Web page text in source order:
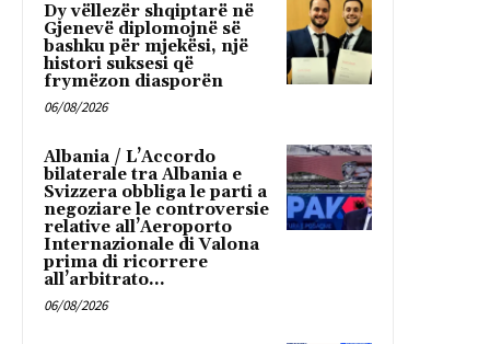
Dy vëllezër shqiptarë në
Gjenevë diplomojnë së
bashku për mjekësi, një
histori suksesi që
frymëzon diasporën
06/08/2026
Albania / L’Accordo
bilaterale tra Albania e
Svizzera obbliga le parti a
negoziare le controversie
relative all’Aeroporto
Internazionale di Valona
prima di ricorrere
all’arbitrato...
06/08/2026